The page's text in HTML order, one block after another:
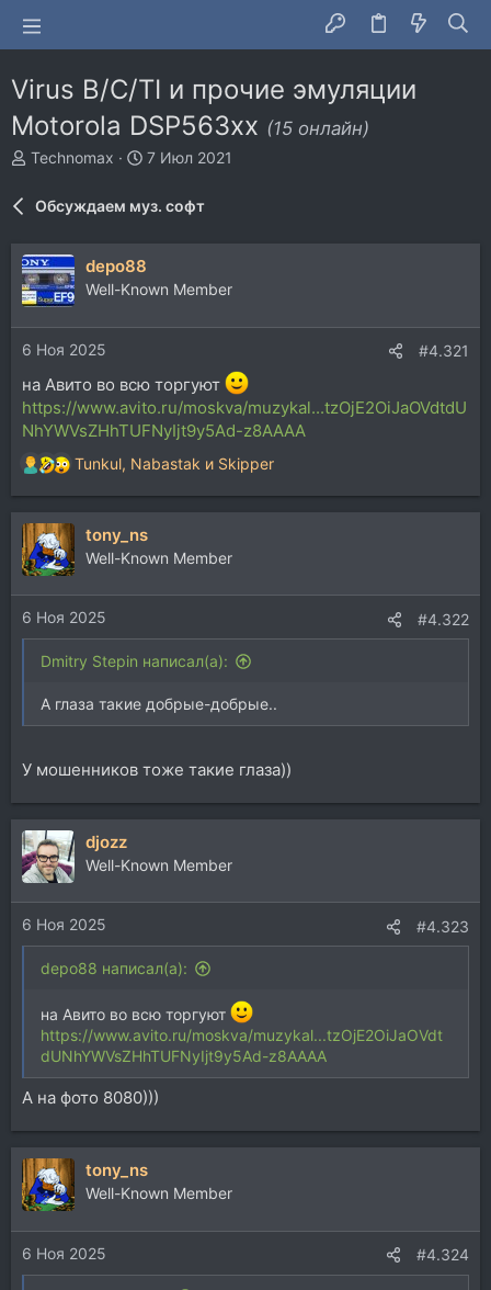
Virus B/C/TI и прочие эмуляции
Motorola DSP563xx (15 онлайн)
А
т
р
т
е
м
Technomax
Д
а
н
7 Июл 2021
Обсуждаем муз. софт
depo88
Well-Known Member
6 Ноя 2025 #4.321
на Авито во всю торгуют
https://www.avito.ru/moskva/muzykal...tzOjE2OiJaOVdtdU
NhYWVsZHhTUFNyIjt9y5Ad-z8AAAA
Р
е
а
к
ц
и
и
:
Tunkul, Nabastak и Skipper
tony_ns
Well-Known Member
6 Ноя 2025 #4.322
Dmitry Stepin написал(а):
А глаза такие добрые-добрые..
У мошенников тоже такие глаза))
djozz
Well-Known Member
6 Ноя 2025 #4.323
depo88 написал(а):
на Авито во всю торгуют
https://www.avito.ru/moskva/muzykal...tzOjE2OiJaOVdt
dUNhYWVsZHhTUFNyIjt9y5Ad-z8AAAA
А на фото 8080)))
tony_ns
Well-Known Member
6 Ноя 2025 #4.324